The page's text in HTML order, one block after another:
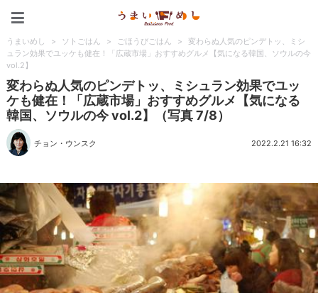
うまいめし > ソトごはん > ごほうびごはん >
変わらぬ人気のピンデトッ、ミシ
ュラン効果でユッケも健在！「広蔵市場」おすすめグルメ【気になる韓国、ソウルの今
vol.2】
変わらぬ人気のピンデトッ、ミシュラン効果でユッ
ケも健在！「広蔵市場」おすすめグルメ【気になる
韓国、ソウルの今 vol.2】（写真 7/8）
チョン・ウンスク 2022.2.21 16:32